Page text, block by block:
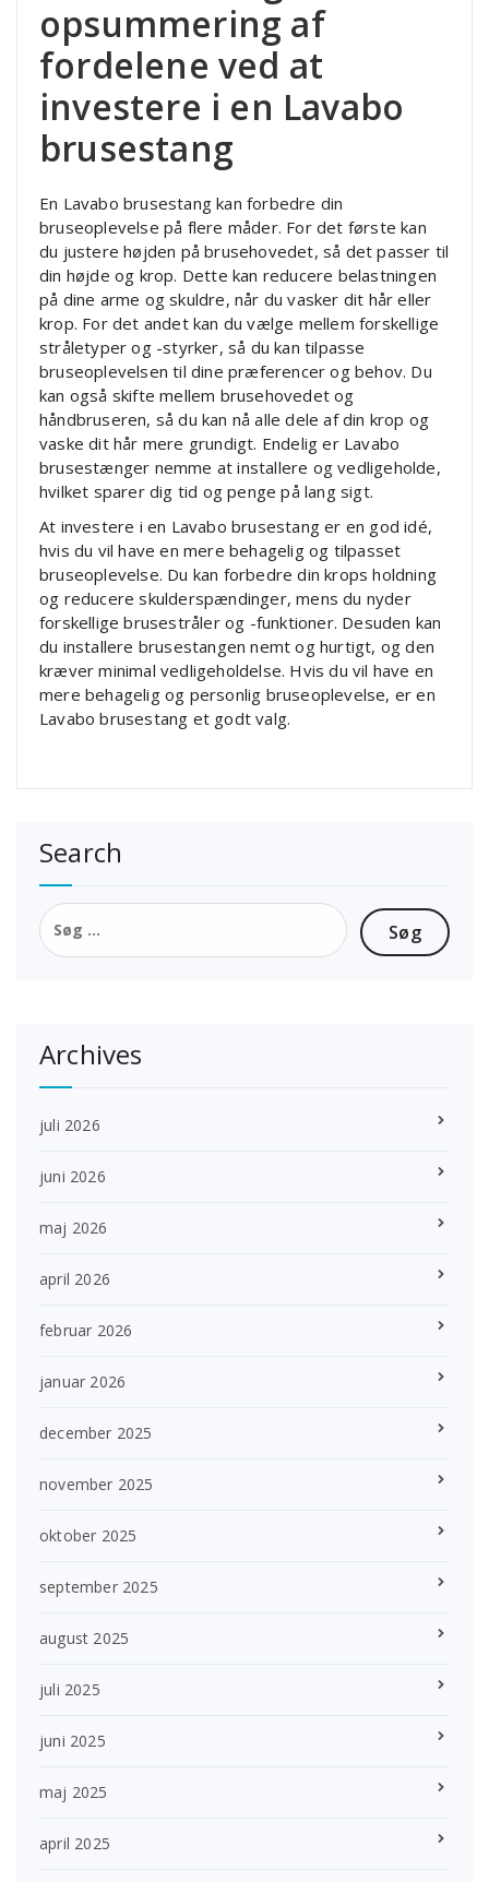
opsummering af
fordelene ved at
investere i en Lavabo
brusestang
En Lavabo brusestang kan forbedre din
bruseoplevelse på flere måder. For det første kan
du justere højden på brusehovedet, så det passer til
din højde og krop. Dette kan reducere belastningen
på dine arme og skuldre, når du vasker dit hår eller
krop. For det andet kan du vælge mellem forskellige
stråletyper og -styrker, så du kan tilpasse
bruseoplevelsen til dine præferencer og behov. Du
kan også skifte mellem brusehovedet og
håndbruseren, så du kan nå alle dele af din krop og
vaske dit hår mere grundigt. Endelig er Lavabo
brusestænger nemme at installere og vedligeholde,
hvilket sparer dig tid og penge på lang sigt.
At investere i en Lavabo brusestang er en god idé,
hvis du vil have en mere behagelig og tilpasset
bruseoplevelse. Du kan forbedre din krops holdning
og reducere skulderspændinger, mens du nyder
forskellige brusestråler og -funktioner. Desuden kan
du installere brusestangen nemt og hurtigt, og den
kræver minimal vedligeholdelse. Hvis du vil have en
mere behagelig og personlig bruseoplevelse, er en
Lavabo brusestang et godt valg.
Search
Søg
efter:
Archives
juli 2026
juni 2026
maj 2026
april 2026
februar 2026
januar 2026
december 2025
november 2025
oktober 2025
september 2025
august 2025
juli 2025
juni 2025
maj 2025
april 2025